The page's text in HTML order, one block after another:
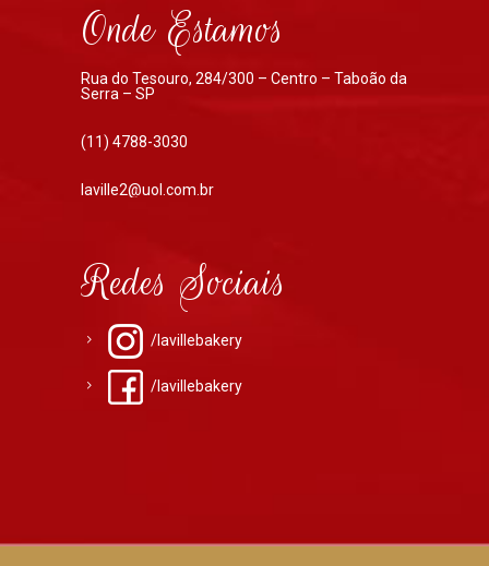
Onde Estamos
Rua do Tesouro, 284/300 – Centro – Taboão da
Serra – SP
(11) 4788-3030
laville2@uol.com.br
Redes Sociais
/lavillebakery
/lavillebakery